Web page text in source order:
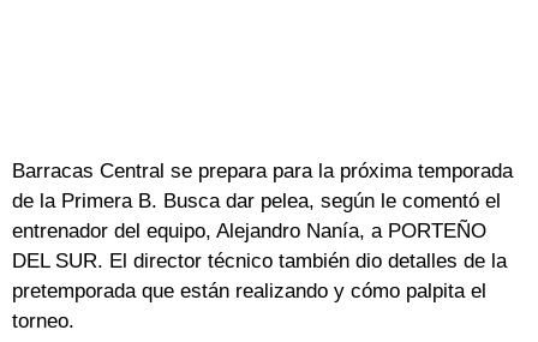
Barracas Central se prepara para la próxima temporada
de la Primera B. Busca dar pelea, según le comentó el
entrenador del equipo, Alejandro Nanía, a PORTEÑO
DEL SUR. El director técnico también dio detalles de la
pretemporada que están realizando y cómo palpita el
torneo.